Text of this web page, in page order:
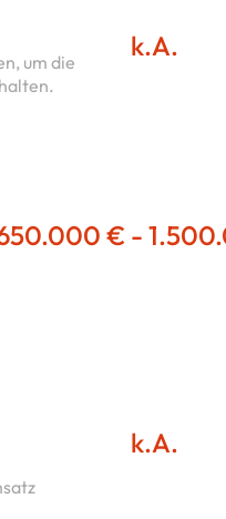
um die
k.A.
€ -
k.A.